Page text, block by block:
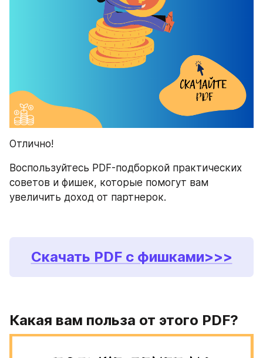
Отлично!
Воспользуйтесь PDF-подборкой практических
советов и фишек, которые помогут вам
увеличить доход от партнерок.
Скачать PDF с фишками>>>
Какая вам польза от этого PDF?